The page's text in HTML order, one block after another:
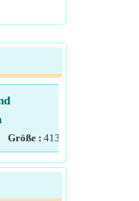
Größe : 413